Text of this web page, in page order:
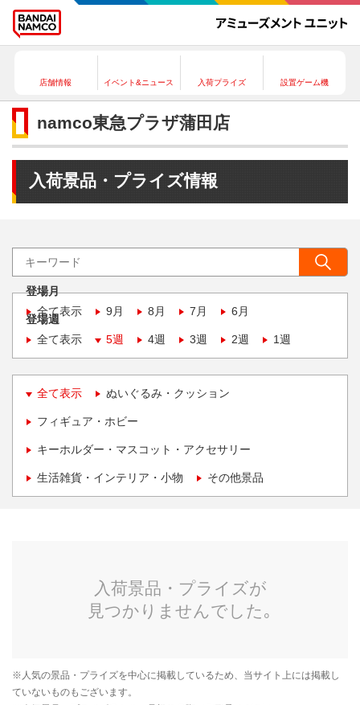
店舗情報 イベント&ニュース 入荷プライズ 設置ゲーム機
namco東急プラザ蒲田店
入荷景品・プライズ情報
登場月
全て表示
9月 8月 7月 6月
登場週
全て表示
5週 4週 3週 2週 1週
全て表示 ぬいぐるみ・クッション
フィギュア・ホビー
キーホルダー・マスコット・アクセサリー
生活雑貨・インテリア・小物 その他景品